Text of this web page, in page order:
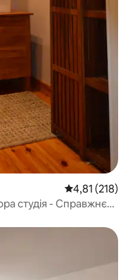
Середня
4,81 (218)
студія - Справжнє